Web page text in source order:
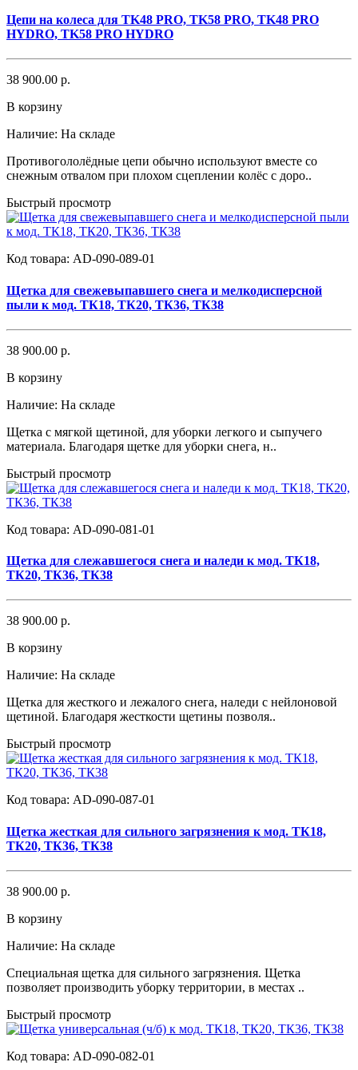
Цепи на колеса для TK48 PRO, TK58 PRO, TK48 PRO
HYDRO, TK58 PRO HYDRO
38 900.00 р.
В корзину
Наличие: На складе
Противогололёдные цепи обычно используют вместе со
снежным отвалом при плохом сцеплении колёс с доро..
Быстрый просмотр
Код товара: AD-090-089-01
Щетка для свежевыпавшего снега и мелкодисперсной
пыли к мод. ТК18, ТК20, ТК36, ТК38
38 900.00 р.
В корзину
Наличие: На складе
Щетка с мягкой щетиной, для уборки легкого и сыпучего
материала. Благодаря щетке для уборки снега, н..
Быстрый просмотр
Код товара: AD-090-081-01
Щетка для слежавшегося снега и наледи к мод. ТК18,
ТК20, ТК36, ТК38
38 900.00 р.
В корзину
Наличие: На складе
Щетка для жесткого и лежалого снега, наледи с нейлоновой
щетиной. Благодаря жесткости щетины позволя..
Быстрый просмотр
Код товара: AD-090-087-01
Щетка жесткая для сильного загрязнения к мод. ТК18,
ТК20, ТК36, ТК38
38 900.00 р.
В корзину
Наличие: На складе
Специальная щетка для сильного загрязнения. Щетка
позволяет производить уборку территории, в местах ..
Быстрый просмотр
Код товара: AD-090-082-01